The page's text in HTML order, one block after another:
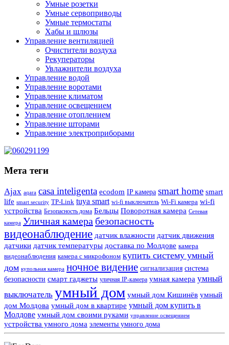
Умные розетки
Умные сервоприводы
Умные термостаты
Хабы и шлюзы
Управление вентиляцией
Очистители воздуха
Рекуператоры
Увлажнители воздуха
Управление водой
Управление воротами
Управление климатом
Управление освещением
Управление отоплением
Управление шторами
Управление электроприборами
Мета теги
Ajax aqara casa inteligenta ecodom IP камера smart home smart
life smart security TP-Link tuya smart wi-fi выключатель Wi-Fi камера wi-fi
устройства Безопасность дома Бельцы Поворотная камера Сетевая
камера Уличная камера безопасность
видеонаблюдение датчик влажности датчик движения
датчики датчик температуры доставка по Молдове камера
видеонаблюдения камера с микрофоном купить систему умный
дом купольная камера ночное видение сигнализация система
безопасности смарт гаджеты уличная IP-камера умная камера умный
выключатель умный дом умный дом Кишинёв умный
дом Молдова умный дом в квартире умный дом купить в
Молдове умный дом своими руками управление освещением
устройства умного дома элементы умного дома